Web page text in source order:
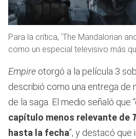
Para la crítica, 'The Mandalorian
como un especial televisivo más
Empire otorgó a la película 3
describió como una entrega de
de la saga. El medio señaló que
capítulo menos relevante de
hasta la fecha”, y destacó